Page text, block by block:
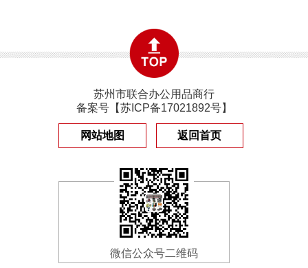
苏州市联合办公用品商行
备案号【苏ICP备17021892号】
网站地图 返回首页
微信公众号二维码